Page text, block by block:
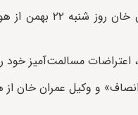
به گزارش ایراف،
و وکیل عمران خان